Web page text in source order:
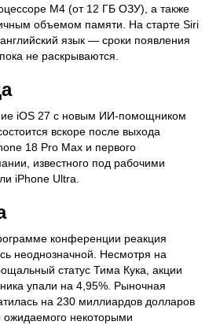
M4 (от 12 ГБ ОЗУ), а также
объемом памяти. На старте Siri
язык — сроки появления
не раскрываются.
iOS 27 с новым ИИ-помощником
вскоре после выхода
18 Pro Max и первого
известного под рабочими
iPhone Ultra.
конференции реакция
неоднозначной. Несмотря на
статус Тима Кука, акции
упали на 4,95%. Рыночная
на 230 миллиардов долларов
некоторыми